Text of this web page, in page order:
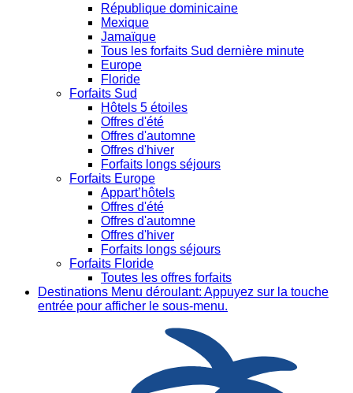
République dominicaine
Mexique
Jamaïque
Tous les forfaits Sud dernière minute
Europe
Floride
Forfaits Sud
Hôtels 5 étoiles
Offres d'été
Offres d'automne
Offres d'hiver
Forfaits longs séjours
Forfaits Europe
Appart’hôtels
Offres d'été
Offres d'automne
Offres d'hiver
Forfaits longs séjours
Forfaits Floride
Toutes les offres forfaits
Destinations Menu déroulant: Appuyez sur la touche
entrée pour afficher le sous-menu.